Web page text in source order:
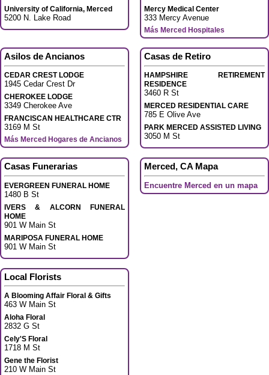
University of California, Merced
5200 N. Lake Road
Mercy Medical Center
333 Mercy Avenue
Más Merced Hospitales
Asilos de Ancianos
CEDAR CREST LODGE
1945 Cedar Crest Dr
CHEROKEE LODGE
3349 Cherokee Ave
FRANCISCAN HEALTHCARE CTR
3169 M St
Más Merced Hogares de Ancianos
Casas de Retiro
HAMPSHIRE RETIREMENT
RESIDENCE
3460 R St
MERCED RESIDENTIAL CARE
785 E Olive Ave
PARK MERCED ASSISTED LIVING
3050 M St
Casas Funerarias
EVERGREEN FUNERAL HOME
1480 B St
IVERS & ALCORN FUNERAL
HOME
901 W Main St
MARIPOSA FUNERAL HOME
901 W Main St
Merced, CA Mapa
Encuentre Merced en un mapa
Local Florists
A Blooming Affair Floral & Gifts
463 W Main St
Aloha Floral
2832 G St
Cely'S Floral
1718 M St
Gene the Florist
210 W Main St